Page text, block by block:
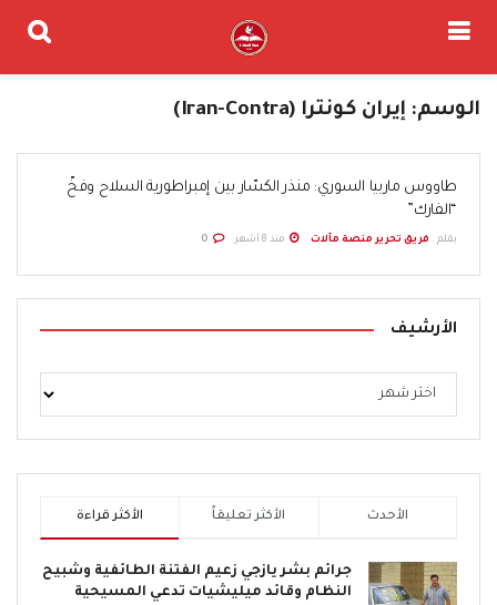
الوسم: إيران كونترا (Iran-Contra)
طاووس ماربيا السوري: منذر الكسّار بين إمبراطورية السلاح وفخّ
“الفارك”
بقلم . فريق تحرير منصة مآلات منذ 8 أشهر
الأرشيف
الأكثر قراءة الأكثر تعليقاً الأحدث
جرائم بشر يازجي زعيم الفتنة الطائفية وشبيح
النظام وقائد ميليشيات تدعي المسيحية